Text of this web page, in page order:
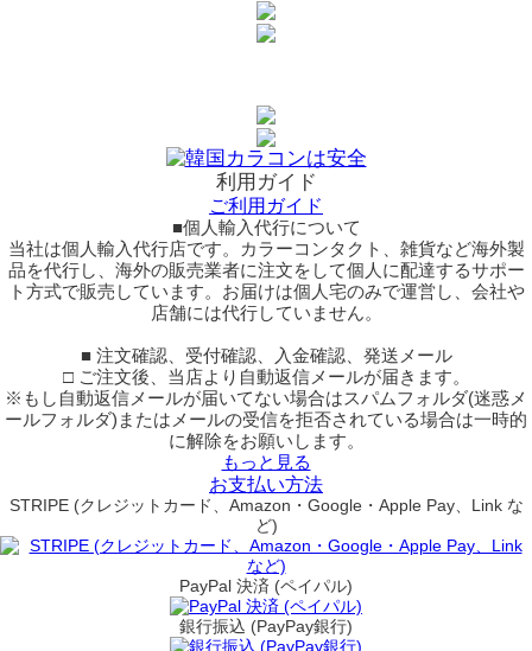
利用ガイド
ご利用ガイド
■個人輸入代行について
当社は個人輸入代行店です。カラーコンタクト、雑貨など海外製
品を代行し、海外の販売業者に注文をして個人に配達するサポー
ト方式で販売しています。お届けは個人宅のみで運営し、会社や
店舗には代行していません。
■ 注文確認、受付確認、入金確認、発送メール
□ ご注文後、当店より自動返信メールが届きます。
※もし自動返信メールが届いてない場合はスパムフォルダ(迷惑メ
ールフォルダ)またはメールの受信を拒否されている場合は一時的
に解除をお願いします。
もっと見る
お支払い方法
STRIPE (クレジットカード、Amazon・Google・Apple Pay、Link な
ど)
PayPal 決済 (ペイパル)
銀行振込 (PayPay銀行)